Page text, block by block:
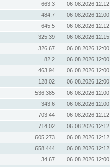
663.3
06.08.2026 12:12
484.7
06.08.2026 12:00
645.5
06.08.2026 12:12
325.39
06.08.2026 12:15
326.67
06.08.2026 12:00
82.2
06.08.2026 12:00
463.94
06.08.2026 12:00
128.02
06.08.2026 12:00
536.385
06.08.2026 12:00
343.6
06.08.2026 12:00
703.44
06.08.2026 12:12
714.02
06.08.2026 12:12
605.273
06.08.2026 12:12
658.444
06.08.2026 12:12
34.67
06.08.2026 12:00